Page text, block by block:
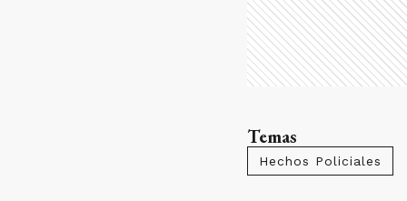
Temas
Hechos Policiales